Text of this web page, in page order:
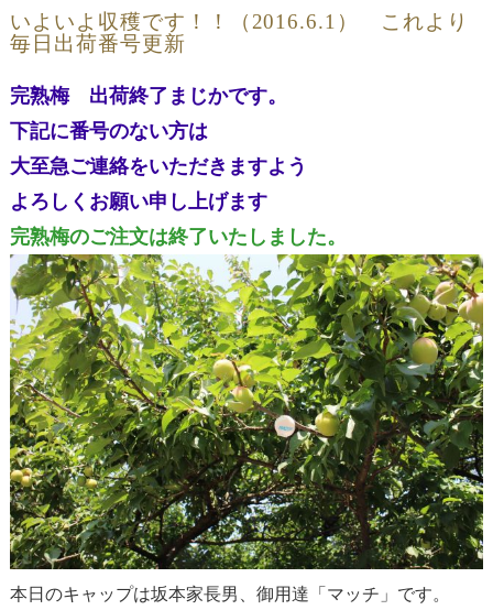
いよいよ収穫です！！（2016.6.1） これより
毎日出荷番号更新
完熟梅 出荷終了まじかです。
下記に番号のない方は
大至急ご連絡をいただきますよう
よろしくお願い申し上げます
完熟梅のご注文は終了いたしました。
本日のキャップは坂本家長男、御用達「マッチ」です。